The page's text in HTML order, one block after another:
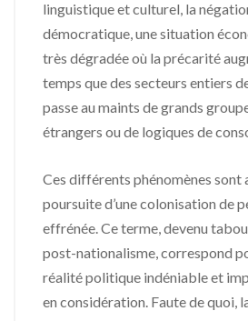
linguistique et culturel, la
démocratique, une situation
très dégradée où la précarité
temps que des secteurs entiers
passe au maints de grands
étrangers ou de logiques de
Ces différents phénomènes sont
poursuite d’une colonisation de
effrénée. Ce terme, devenu
post-nationalisme, correspond
réalité politique indéniable et
en considération. Faute de quoi,